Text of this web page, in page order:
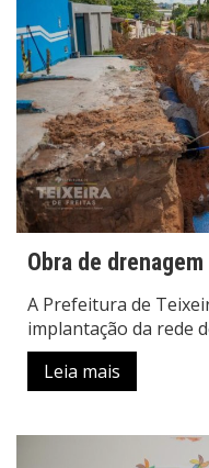
Obra de
A Prefeitura de
implantação da rede
Leia mais